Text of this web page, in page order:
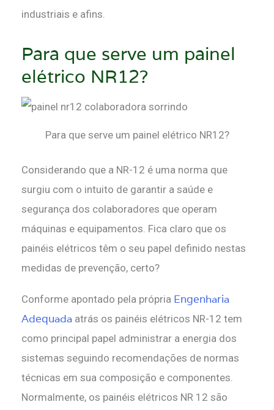
industriais e afins.
Para que serve um painel
elétrico NR12?
Para que serve um painel elétrico NR12?
Considerando que a NR-12 é uma norma que
surgiu com o intuito de garantir a saúde e
segurança dos colaboradores que operam
máquinas e equipamentos. Fica claro que os
painéis elétricos têm o seu papel definido nestas
medidas de prevenção, certo?
Conforme apontado pela própria Engenharia
Adequada atrás os painéis elétricos NR-12 tem
como principal papel administrar a energia dos
sistemas seguindo recomendações de normas
técnicas em sua composição e componentes.
Normalmente, os painéis elétricos NR 12 são